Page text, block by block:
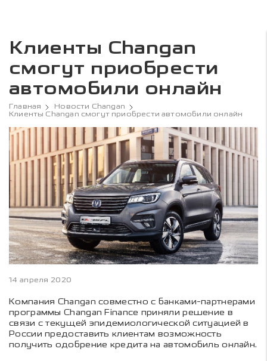
Клиенты Changan
смогут приобрести
автомобили онлайн
Главная
Новости Changan
Клиенты Changan смогут приобрести автомобили онлайн
14 апреля 2020
Компания Changan совместно с банками-партнерами
программы Changan Finance приняли решение в
связи с текущей эпидемиологической ситуацией в
России предоставить клиентам возможность
получить одобрение кредита на автомобиль онлайн.